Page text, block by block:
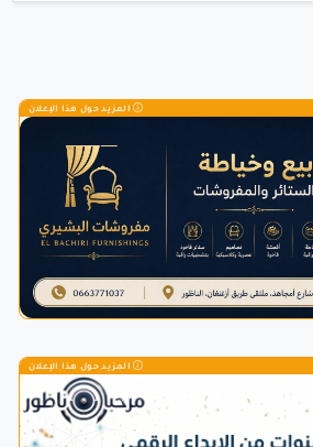
المزيد حول هذا الإعلان
المزيد حول هذا الإعلان